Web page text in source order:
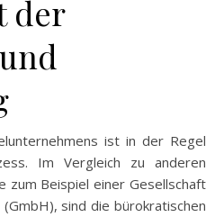
der
ist in der Regel
Im Vergleich zu anderen
zum Beispiel einer Gesellschaft
sind die bürokratischen